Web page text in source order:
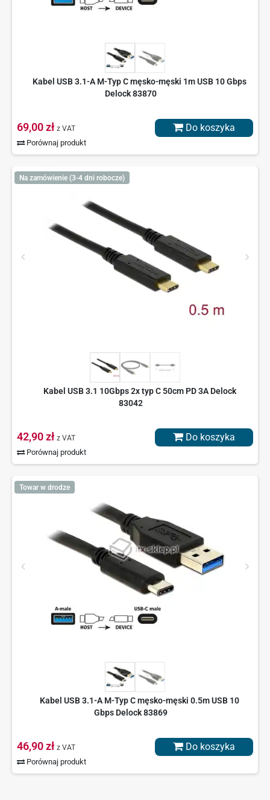
Kabel USB 3.1-A M-Typ C męsko-męski 1m USB 10 Gbps
Delock 83870
69,00 zł z VAT
Porównaj produkt
Do koszyka
Na zamówienie (3-4 dni robocze)
Kabel USB 3.1 10Gbps 2x typ C 50cm PD 3A Delock
83042
42,90 zł z VAT
Porównaj produkt
Do koszyka
Towar w drodze
Kabel USB 3.1-A M-Typ C męsko-męski 0.5m USB 10
Gbps Delock 83869
46,90 zł z VAT
Porównaj produkt
Do koszyka